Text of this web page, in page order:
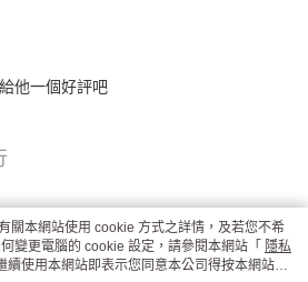
他一個好評吧
關本網站使用 cookie 方式之詳情，及若您不希
變更電腦的 cookie 設定，請參閱本網站「 隱私
續使用本網站即表示您同意本公司得按本網站使